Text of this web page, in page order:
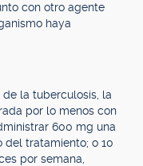
con otro agente
haya
la tuberculosis, la
por lo menos con
600 mg una
tratamiento; o 10
por semana,